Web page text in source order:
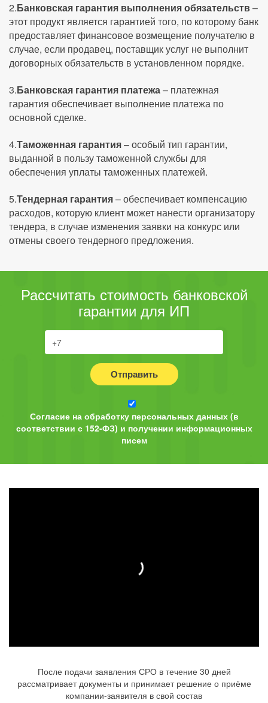
2.Банковская гарантия выполнения обязательств–
этот продукт является гарантией того, по которому банк
предоставляет финансовое возмещение получателю в
случае, если продавец, поставщик услуг не выполнит
договорных обязательств в установленном порядке.
3.Банковская гарантия платежа– платежная
гарантия обеспечивает выполнение платежа по
основной сделке.
4.Таможенная гарантия– особый тип гарантии,
выданной в пользу таможенной службы для
обеспечения уплаты таможенных платежей.
5.Тендерная гарантия– обеспечивает компенсацию
расходов, которую клиент может нанести организатору
тендера, в случае изменения заявки на конкурс или
отмены своего тендерного предложения.
Рассчитать стоимость банковской
гарантии для ИП
Отправить
Согласие на обработку персональных данных (в
соответствии с 152-ФЗ) и получении информационных
писем
После подачи заявления СРО в течение 30 дней
рассматривает документы и принимает решение о приёме
компании-заявителя в свой состав